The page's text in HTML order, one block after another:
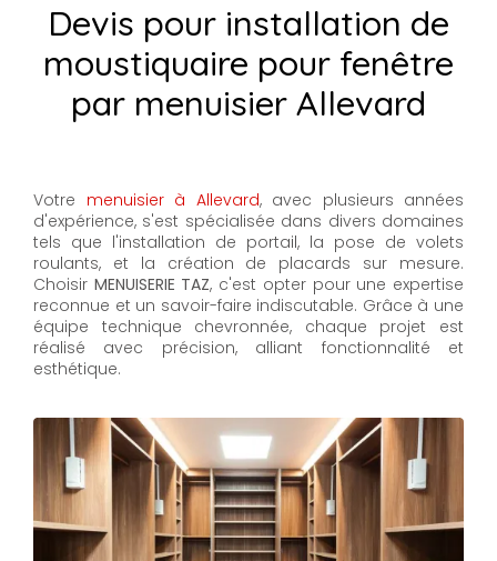
Devis pour installation de
moustiquaire pour fenêtre
par menuisier Allevard
Votre menuisier à Allevard, avec plusieurs années
d'expérience, s'est spécialisée dans divers domaines
tels que l'installation de portail, la pose de volets
roulants, et la création de placards sur mesure.
Choisir MENUISERIE TAZ, c'est opter pour une expertise
reconnue et un savoir-faire indiscutable. Grâce à une
équipe technique chevronnée, chaque projet est
réalisé avec précision, alliant fonctionnalité et
esthétique.